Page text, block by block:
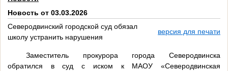
Новость от 03.03.2026
Северодвинский городской суд обязал
школу устранить нарушения
версия для печати
Заместитель прокурора города Северодвинска
обратился в суд с иском к МАОУ «Северодвинская